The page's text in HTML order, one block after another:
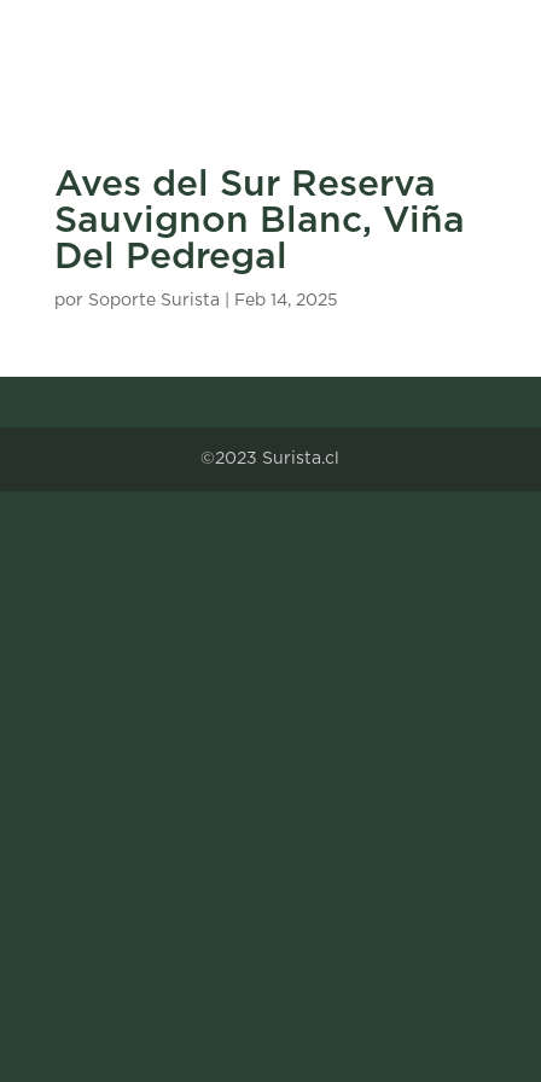
Aves del Sur Reserva
Sauvignon Blanc, Viña
Del Pedregal
por Soporte Surista Feb 14, 2025
©2023 Surista.cl